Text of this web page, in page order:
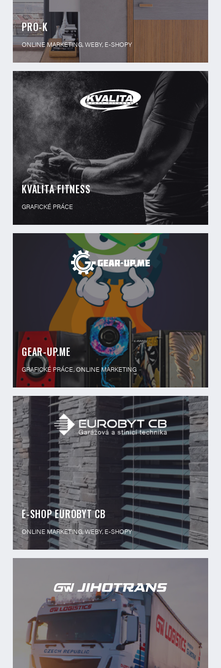
PRO-K
ONLINE MARKETING, WEBY, E-SHOPY
KVALITA FITNESS
GRAFICKÉ PRÁCE
GEAR-UP.ME
GRAFICKÉ PRÁCE, ONLINE MARKETING
E-SHOP EUROBYT CB
ONLINE MARKETING, WEBY, E-SHOPY